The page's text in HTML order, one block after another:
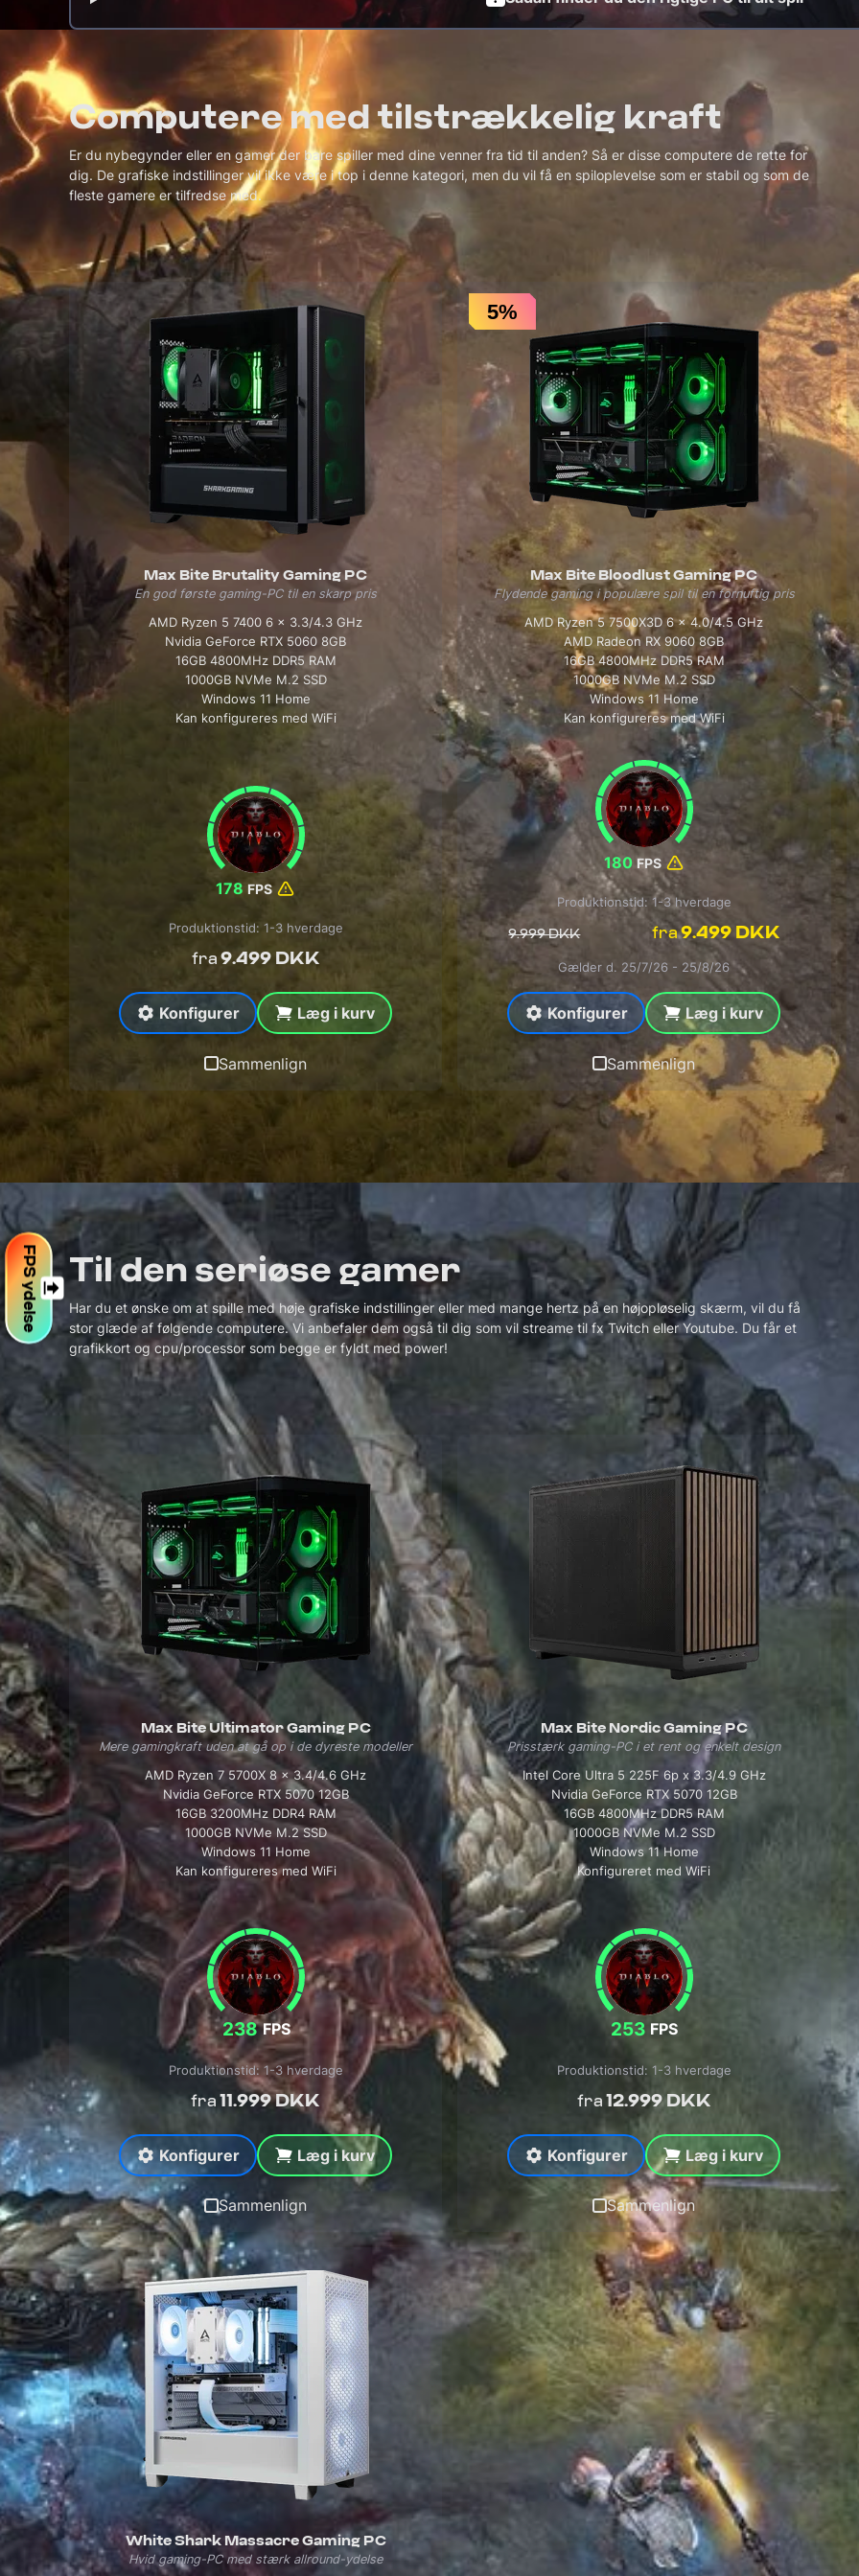
Computere med tilstrækkelig kraft
Er du nybegynder eller en gamer der bare spiller med dine venner fra tid til anden? Så er disse computere de rette for
dig. De grafiske indstillinger vil ikke være i top i denne kategori, men du vil få en spiloplevelse som er stabil og som de
fleste gamere er tilfredse med.
Max Bite Brutality Gaming PC
En god første gaming-PC til en skarp pris
AMD Ryzen 5 7400 6 x 3.3/4.3 GHz
Nvidia GeForce RTX 5060 8GB
16GB 4800MHz DDR5 RAM
1000GB NVMe M.2 SSD
Windows 11 Home
Kan konfigureres med WiFi
178 FPS
fra 9.499 DKK
Produktionstid: 1-3 hverdage
Konfigurer Læg i kurv
Sammenlign
5%
Max Bite Bloodlust Gaming PC
Flydende gaming i populære spil til en fornuftig pris
AMD Ryzen 5 7500X3D 6 x 4.0/4.5 GHz
AMD Radeon RX 9060 8GB
16GB 4800MHz DDR5 RAM
1000GB NVMe M.2 SSD
Windows 11 Home
Kan konfigureres med WiFi
180 FPS
9.999 DKK fra9.499 DKK
Produktionstid: 1-3 hverdage
Gælder d. 25/7/26 - 25/8/26
Konfigurer Læg i kurv
Sammenlign
Til den seriøse gamer
Har du et ønske om at spille med høje grafiske indstillinger eller med mange hertz på en højopløselig skærm, vil du få
stor glæde af følgende computere. Vi anbefaler dem også til dig som vil streame til fx Twitch eller Youtube. Du får et
grafikkort og cpu/processor som begge er fyldt med power!
Max Bite Ultimator Gaming PC
Mere gamingkraft uden at gå op i de dyreste modeller
AMD Ryzen 7 5700X 8 x 3.4/4.6 GHz
Nvidia GeForce RTX 5070 12GB
16GB 3200MHz DDR4 RAM
1000GB NVMe M.2 SSD
Windows 11 Home
Kan konfigureres med WiFi
238 FPS
fra 11.999 DKK
Produktionstid: 1-3 hverdage
Konfigurer Læg i kurv
Sammenlign
Max Bite Nordic Gaming PC
Prisstærk gaming-PC i et rent og enkelt design
Intel Core Ultra 5 225F 6p x 3.3/4.9 GHz
Nvidia GeForce RTX 5070 12GB
16GB 4800MHz DDR5 RAM
1000GB NVMe M.2 SSD
Windows 11 Home
Konfigureret med WiFi
253 FPS
fra 12.999 DKK
Produktionstid: 1-3 hverdage
Konfigurer Læg i kurv
Sammenlign
White Shark Massacre Gaming PC
Hvid gaming-PC med stærk allround-ydelse
FPS ydelse